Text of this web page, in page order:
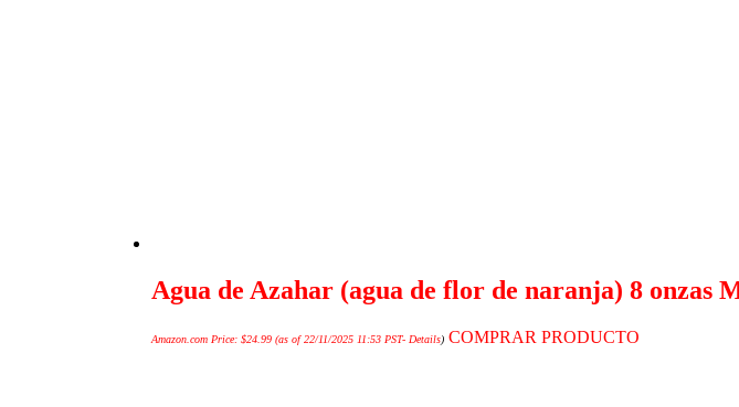
Agua de Azahar (agua de flor de naranja) 8 onzas
Amazon.com Price: $24.99 (as of 22/11/2025 11:53 PST- Details) COMPRAR PRODUCTO